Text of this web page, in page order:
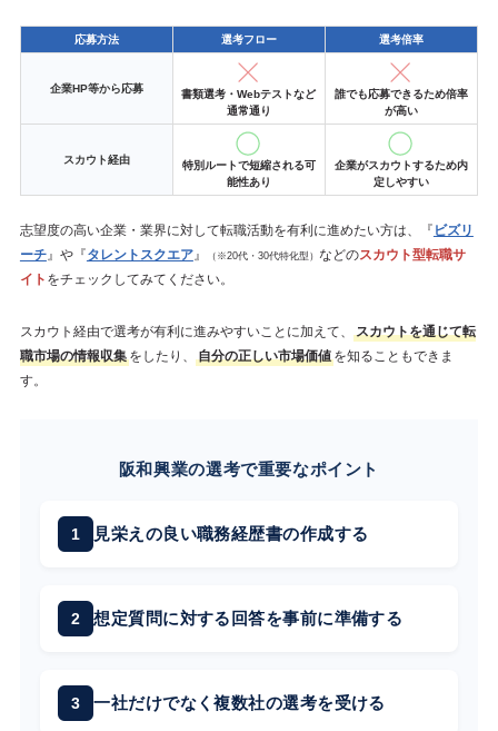
応募方法 選考フロー 選考倍率
企業HP等から応募
書類選考・Webテストなど
通常通り
誰でも応募できるため倍率
が高い
スカウト経由
特別ルートで短縮される可
能性あり
企業がスカウトするため内
定しやすい
志望度の高い企業・業界に対して転職活動を有利に進めたい方は、『 ビズリ
ーチ』や『タレントスクエア』 （※20代・30代特化型） などのスカウト型転職サ
イト をチェックしてみてください。
スカウト経由で選考が有利に進みやすいことに加えて、
スカウトを通じて転
職市場の情報収集 をしたり、 自分の正しい市場価値 を知ることもできま
す。
阪和興業の選考で重要なポイント
見栄えの良い職務経歴書の作成する
想定質問に対する回答を事前に準備する
一社だけでなく複数社の選考を受ける